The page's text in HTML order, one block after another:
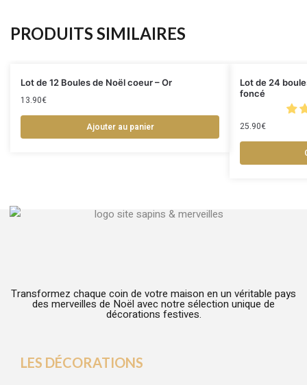
PRODUITS SIMILAIRES
Lot de 12 Boules de Noël coeur – Or
13.90€
Ajouter au panier
Lot de 24
foncé
25.90€
Transformez chaque coin de votre maison en un véritable pays
des merveilles de Noël avec notre sélection unique de
décorations festives.
LES DÉCORATIONS